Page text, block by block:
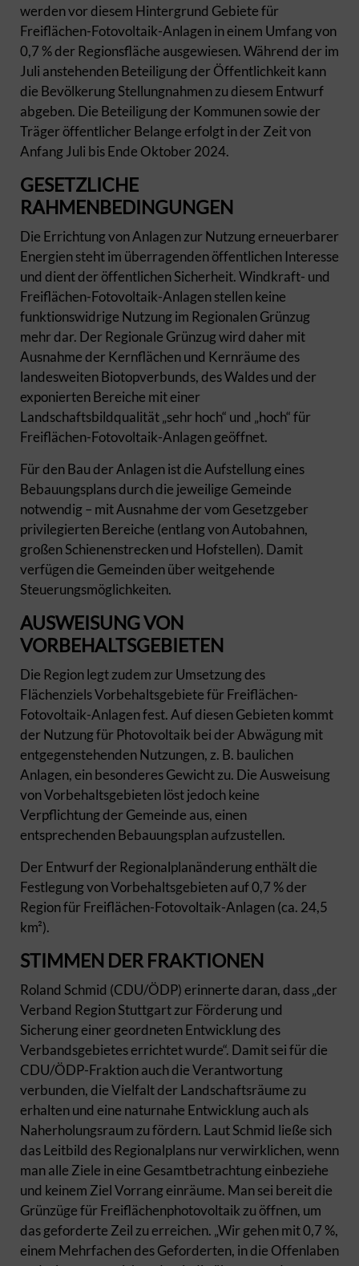
werden vor diesem Hintergrund Gebiete für
Freiflächen-Fotovoltaik-Anlagen in einem Umfang von
0,7 % der Regionsfläche ausgewiesen. Während der im
Juli anstehenden Beteiligung der Öffentlichkeit kann
die Bevölkerung Stellungnahmen zu diesem Entwurf
abgeben. Die Beteiligung der Kommunen sowie der
Träger öffentlicher Belange erfolgt in der Zeit von
Anfang Juli bis Ende Oktober 2024.
GESETZLICHE
RAHMENBEDINGUNGEN
Die Errichtung von Anlagen zur Nutzung erneuerbarer
Energien steht im überragenden öffentlichen Interesse
und dient der öffentlichen Sicherheit. Windkraft- und
Freiflächen-Fotovoltaik-Anlagen stellen keine
funktionswidrige Nutzung im Regionalen Grünzug
mehr dar. Der Regionale Grünzug wird daher mit
Ausnahme der Kernflächen und Kernräume des
landesweiten Biotopverbunds, des Waldes und der
exponierten Bereiche mit einer
Landschaftsbildqualität „sehr hoch“ und „hoch“ für
Freiflächen-Fotovoltaik-Anlagen geöffnet.
Für den Bau der Anlagen ist die Aufstellung eines
Bebauungsplans durch die jeweilige Gemeinde
notwendig – mit Ausnahme der vom Gesetzgeber
privilegierten Bereiche (entlang von Autobahnen,
großen Schienenstrecken und Hofstellen). Damit
verfügen die Gemeinden über weitgehende
Steuerungsmöglichkeiten.
AUSWEISUNG VON
VORBEHALTSGEBIETEN
Die Region legt zudem zur Umsetzung des
Flächenziels Vorbehaltsgebiete für Freiflächen-
Fotovoltaik-Anlagen fest. Auf diesen Gebieten kommt
der Nutzung für Photovoltaik bei der Abwägung mit
entgegenstehenden Nutzungen, z. B. baulichen
Anlagen, ein besonderes Gewicht zu. Die Ausweisung
von Vorbehaltsgebieten löst jedoch keine
Verpflichtung der Gemeinde aus, einen
entsprechenden Bebauungsplan aufzustellen.
Der Entwurf der Regionalplanänderung enthält die
Festlegung von Vorbehaltsgebieten auf 0,7 % der
Region für Freiflächen-Fotovoltaik-Anlagen (ca. 24,5
km²).
STIMMEN DER FRAKTIONEN
Roland Schmid (CDU/ÖDP) erinnerte daran, dass „der
Verband Region Stuttgart zur Förderung und
Sicherung einer geordneten Entwicklung des
Verbandsgebietes errichtet wurde“. Damit sei für die
CDU/ÖDP-Fraktion auch die Verantwortung
verbunden, die Vielfalt der Landschaftsräume zu
erhalten und eine naturnahe Entwicklung auch als
Naherholungsraum zu fördern. Laut Schmid ließe sich
das Leitbild des Regionalplans nur verwirklichen, wenn
man alle Ziele in eine Gesamtbetrachtung einbeziehe
und keinem Ziel Vorrang einräume. Man sei bereit die
Grünzüge für Freiflächenphotovoltaik zu öffnen, um
das geforderte Zeil zu erreichen. „Wir gehen mit 0,7 %,
einem Mehrfachen des Geforderten, in die Offenlaben